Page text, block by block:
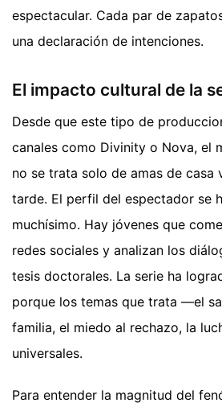
espectacular. Cada par de
una declaración de intenciones.
El impacto cultural de la
Desde que este tipo de
canales como Divinity o Nova, el
no se trata solo de amas de casa
tarde. El perfil del espectador se
muchísimo. Hay jóvenes que
redes sociales y analizan los
tesis doctorales. La serie ha
porque los temas que trata —el
familia, el miedo al rechazo, la
universales.
Para entender la magnitud del